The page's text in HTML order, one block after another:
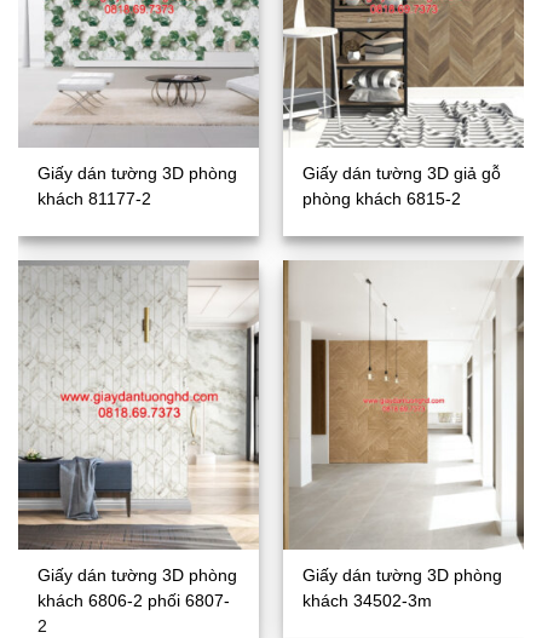
Giấy dán tường 3D phòng
khách 81177-2
Giấy dán tường 3D giả gỗ
phòng khách 6815-2
Giấy dán tường 3D phòng
khách 6806-2 phối 6807-
2
Giấy dán tường 3D phòng
khách 34502-3m